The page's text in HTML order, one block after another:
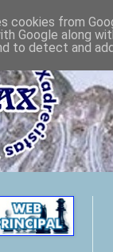
cookies from
Google along
to detect and